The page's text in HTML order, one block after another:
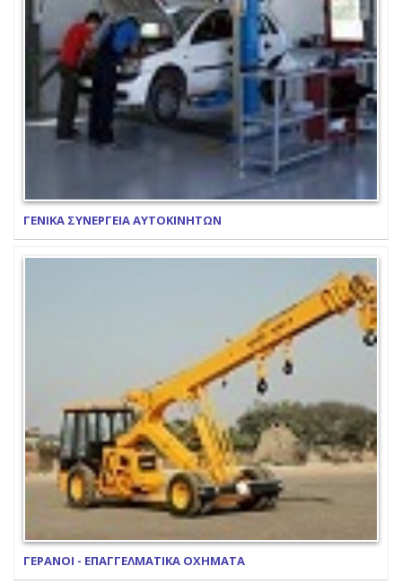
ΓΕΝΙΚΑ ΣΥΝΕΡΓΕΙΑ ΑΥΤΟΚΙΝΗΤΩΝ
ΓΕΡΑΝΟΙ - ΕΠΑΓΓΕΛΜΑΤΙΚΑ ΟΧΗΜΑΤΑ